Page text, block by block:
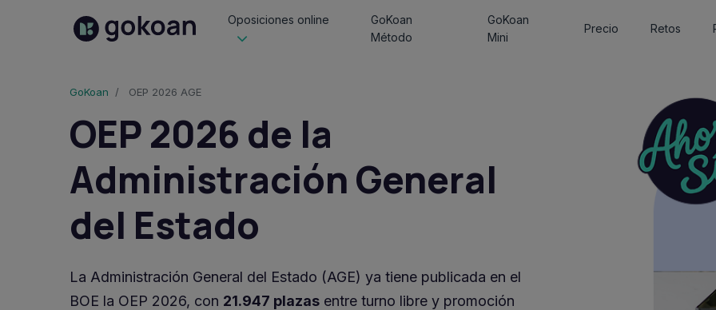
Oposiciones online
GoKoan
Método
GoKoan
Mini
Precio Retos
GoKoan OEP 2026 AGE
OEP 2026 de la
Administración General
del Estado
La Administración General del Estado (AGE) ya tiene publicada en el
BOE la OEP 2026, con 21.947 plazas entre turno libre y promoción